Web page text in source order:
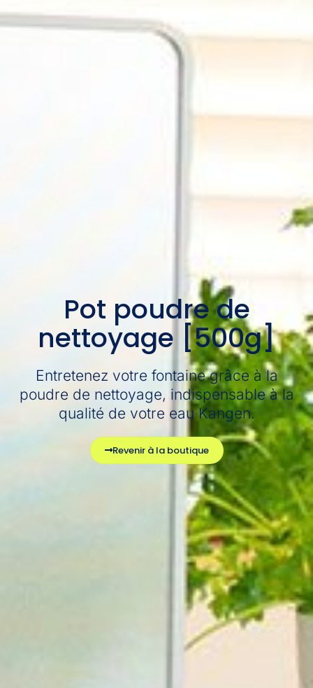
Pot poudre de
nettoyage [500g]
Entretenez votre fontaine grâce à la
poudre de nettoyage, indispensable à la
qualité de votre eau Kangen.
Revenir à la boutique